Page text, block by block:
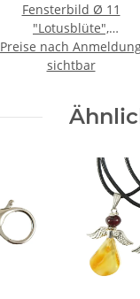
Fensterbild Ø 11
"Lotusblüte",
Bernstein/Birke
Preise nach
sichtbar